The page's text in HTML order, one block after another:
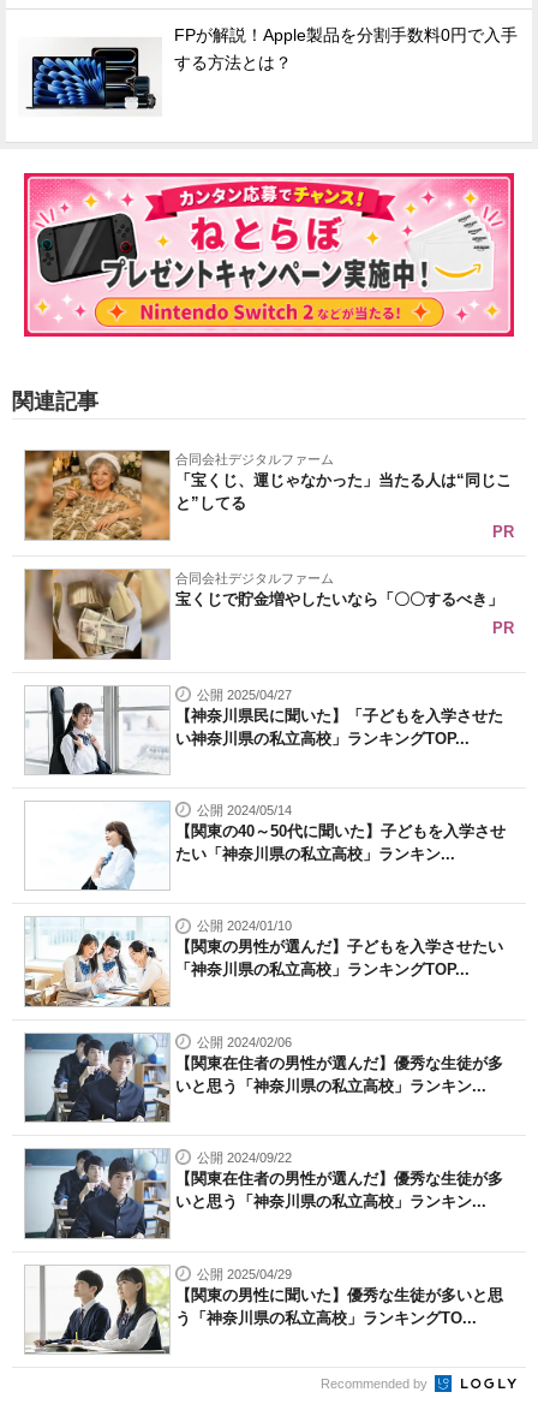
FPが解説！Apple製品を分割手数料0円で入手
する方法とは？
関連記事
合同会社デジタルファーム
「宝くじ、運じゃなかった」当たる人は“同じこ
と”してる
PR
合同会社デジタルファーム
宝くじで貯金増やしたいなら「〇〇するべき」
PR
公開 2025/04/27
【神奈川県民に聞いた】「子どもを入学させた
い神奈川県の私立高校」ランキングTOP...
公開 2024/05/14
【関東の40～50代に聞いた】子どもを入学させ
たい「神奈川県の私立高校」ランキン...
公開 2024/01/10
【関東の男性が選んだ】子どもを入学させたい
「神奈川県の私立高校」ランキングTOP...
公開 2024/02/06
【関東在住者の男性が選んだ】優秀な生徒が多
いと思う「神奈川県の私立高校」ランキン...
公開 2024/09/22
【関東在住者の男性が選んだ】優秀な生徒が多
いと思う「神奈川県の私立高校」ランキン...
公開 2025/04/29
【関東の男性に聞いた】優秀な生徒が多いと思
う「神奈川県の私立高校」ランキングTO...
Recommended by